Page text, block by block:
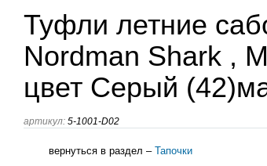
Туфли летние
Nordman Shark ,
цвет Серый
артикул: 5-1001-D02
вернуться в раздел – Тапочки